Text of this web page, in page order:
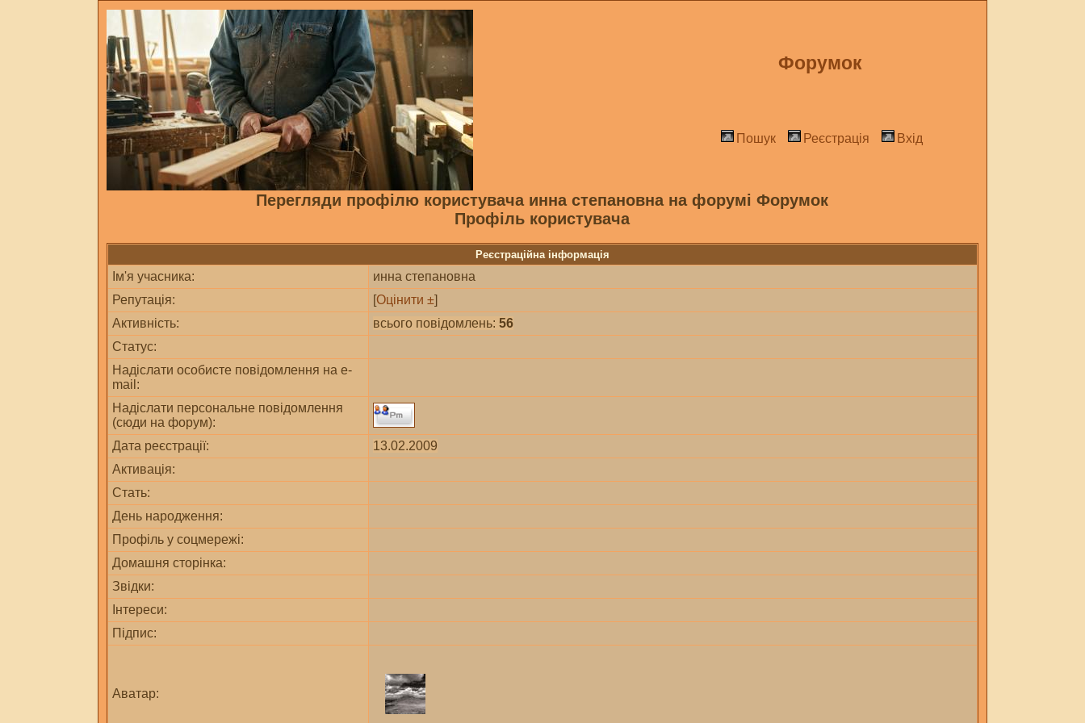
Форумок
Пошук Реєстрація Вхід
Перегляди профілю користувача инна степановна на форумі Форумок
Профіль користувача
Реєстраційна інформація
Ім'я учасника:
инна степановна
Репутація:
[Оцінити ±]
Активність:
всього повідомлень: 56
Статус:
Надіслати особисте повідомлення на e-
mail:
Надіслати персональне повідомлення
(сюди на форум):
Дата реєстрації:
13.02.2009
Активація:
Стать:
День народження:
Профіль у соцмережі:
Домашня сторінка:
Звідки:
Інтереси:
Підпис:
Аватар: